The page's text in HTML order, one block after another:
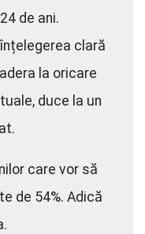
de ani.
clară
la oricare
duce la un
care vor să
de 54%. Adică